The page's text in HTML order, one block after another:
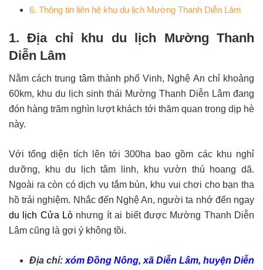
6. Thông tin liên hệ khu du lịch Mường Thanh Diễn Lâm
1. Địa chỉ khu du lịch Mường Thanh
Diễn Lâm
Nằm cách trung tâm thành phố Vinh, Nghệ An chỉ khoảng
60km, khu du lịch sinh thái Mường Thanh Diễn Lâm đang
đón hàng trăm nghìn lượt khách tới thăm quan trong dịp hè
này.
Với tổng diện tích lên tới 300ha bao gồm các khu nghỉ
dưỡng, khu du lịch tâm linh, khu vườn thú hoang dã.
Ngoài ra còn có dịch vụ tắm bùn, khu vui chơi cho bạn tha
hồ trải nghiệm. Nhắc đến Nghệ An, người ta nhớ đến ngay
du lịch Cửa Lò nhưng ít ai biết được Mường Thanh Diễn
Lâm cũng là gợi ý không tồi.
Địa chỉ: xóm Đồng Nông, xã Diễn Lâm, huyện Diễn